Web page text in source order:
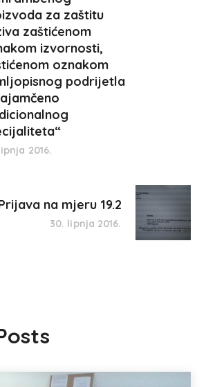
za zaštitu
zaštićenom
izvornosti,
oznakom
podrijetla
2016.
na mjeru 19.2
30. lipnja 2016.